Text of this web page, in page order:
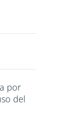
por
del